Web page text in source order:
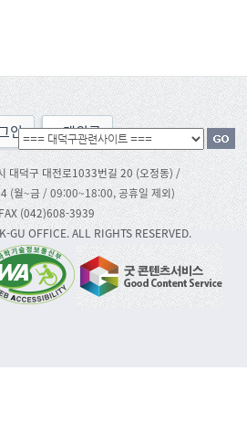
인 맨위로
대덕구 대전로1033번길 20 (오정동) /
(월~금 / 09:00~18:00, 공휴일 제외)
(042)608-3939
GU OFFICE. ALL RIGHTS RESERVED.